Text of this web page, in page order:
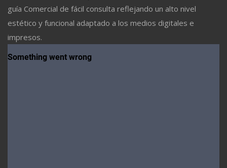
guía Comercial de fácil consulta reflejando un alto nivel
estético y funcional adaptado a los medios digitales e
impresos.